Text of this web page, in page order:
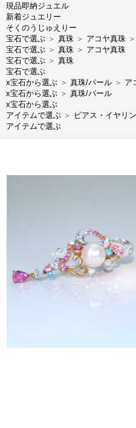
現品即納ジュエル
新着ジュエリー
そくのうじゅえりー
宝石で選ぶ ＞ 真珠 ＞ アコヤ真珠 ＞
宝石で選ぶ ＞ 真珠 ＞ アコヤ真珠
宝石で選ぶ ＞ 真珠
宝石で選ぶ
x宝石から選ぶ ＞ 真珠/パール ＞ ア
x宝石から選ぶ ＞ 真珠/パール
x宝石から選ぶ
アイテムで選ぶ ＞ ピアス・イヤリ
アイテムで選ぶ